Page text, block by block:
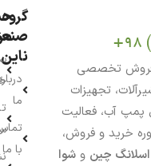
تمرکز بر فروش تخصصی
تجهیزات
پمپ آب، فعالیت
خرید و فروش،
اسلانگ چین و شوا
گروه
ناین
ما
با ما